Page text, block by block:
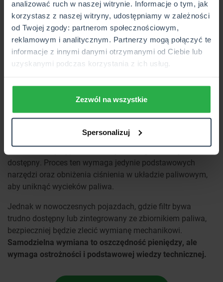
analizować ruch w naszej witrynie. Informacje o tym, jak
korzystasz z naszej witryny, udostępniamy w zależności
od Twojej zgody: partnerom społecznościowym,
reklamowym i analitycznym. Partnerzy mogą połączyć te
informacje z innymi danymi otrzymanymi od Ciebie lub
uzyskanymi podczas korzystania z ich usług.
Zezwól na wszystkie
Spersonalizuj
paliwa powoduje, że silnik pracuje mniej efektywnie.
Gaśnięcie silnika podczas jazdy– filtr może być tak
zapchany, że paliwo przestaje docierać do układu.
Kontrolka Check Engine na desce rozdzielczej–
komputer może zarejestrować problem z układem
paliwowym i wyświetlić błąd.
Czy filtr paliwa można wymienić
powodzeniem można przeprowadzić ją samodzielnie,
zwłaszcza w przypadku starszych aut, gdzie filtr jest łatwo
dostępny. Proces ten wymaga jedynie podstawowych
narzędzi oraz obniżenia ciśnienia w układzie paliwowym,
aby uniknąć wycieków paliwa.
Jednak w nowoczesnych pojazdach, gdzie filtr bywa
trudno dostępny lub zintegrowany ze zbiornikiem paliwa,
bezpieczniej będzie zlecić wymianę mechanikowi.
Samodzielna wymiana to oszczędność pieniędzy, ale
wymaga ostrożności i podstawowej wiedzy technicznej.